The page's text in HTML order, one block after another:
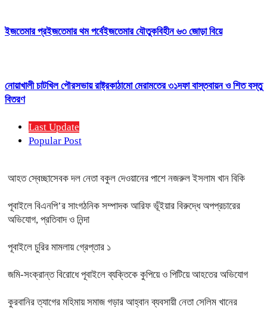
ইজতেমার প্রইজতেমার থম পর্বেইজতেমার যৌতুকবিহীন ৬৩ জোড়া বিয়ে
নোয়াখালী চাটখিল পৌরসভায় রাষ্ট্রকাঠামো মেরামতের ৩১দফা বাস্তবায়ন ও শিত বস্তু
বিতরণ
Last Update
Popular Post
আহত স্বেচ্ছাসেবক দল নেতা বকুল দেওয়ানের পাশে নজরুল ইসলাম খান বিকি
পূবাইলে বিএনপি’র সাংগঠনিক সম্পাদক আরিফ ভূঁইয়ার বিরুদ্ধে অপপ্রচারের
অভিযোগ, প্রতিবাদ ও নিন্দা
পূবাইলে চুরির মামলায় গ্রেপ্তার ১
জমি-সংক্রান্ত বিরোধে পূবাইলে ব্যক্তিকে কুপিয়ে ও পিটিয়ে আহতের অভিযোগ
কুরবানির ত্যাগের মহিমায় সমাজ গড়ার আহ্বান ব্যবসায়ী নেতা সেলিম খানের